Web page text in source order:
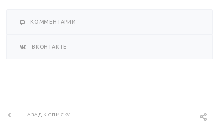
КОММЕНТАРИИ
ВКОНТАКТЕ
НАЗАД К СПИСКУ